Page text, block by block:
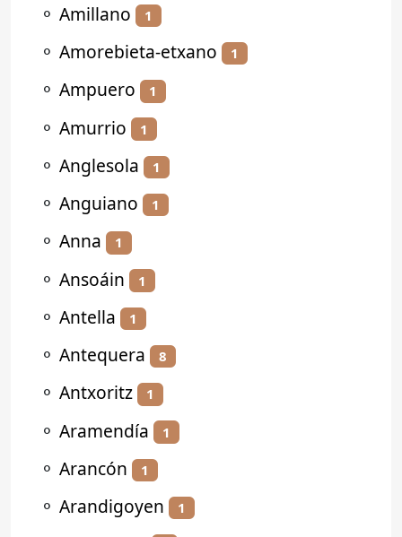
⚬ Amillano 1
⚬ Amorebieta-etxano 1
⚬ Ampuero 1
⚬ Amurrio 1
⚬ Anglesola 1
⚬ Anguiano 1
⚬ Anna 1
⚬ Ansoáin 1
⚬ Antella 1
⚬ Antequera 8
⚬ Antxoritz 1
⚬ Aramendía 1
⚬ Arancón 1
⚬ Arandigoyen 1